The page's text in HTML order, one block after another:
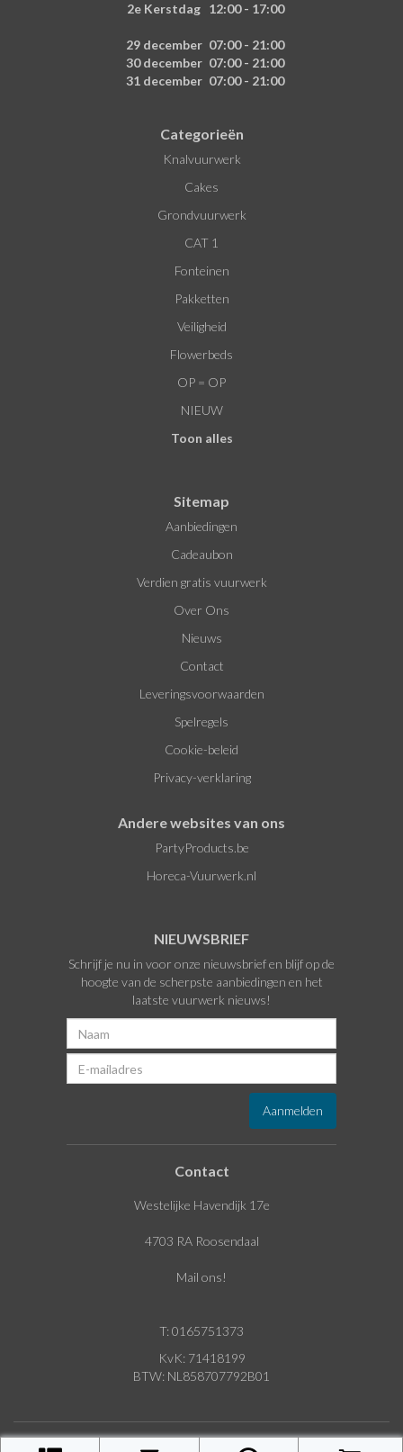
2e Kerstdag 12:00 - 17:00
29 december 07:00 - 21:00
30 december 07:00 - 21:00
31 december 07:00 - 21:00
Categorieën
Knalvuurwerk
Cakes
Grondvuurwerk
CAT 1
Fonteinen
Pakketten
Veiligheid
Flowerbeds
OP = OP
NIEUW
Toon alles
Sitemap
Aanbiedingen
Cadeaubon
Verdien gratis vuurwerk
Over Ons
Nieuws
Contact
Leveringsvoorwaarden
Spelregels
Cookie-beleid
Privacy-verklaring
Andere websites van ons
PartyProducts.be
Horeca-Vuurwerk.nl
NIEUWSBRIEF
Schrijf je nu in voor onze nieuwsbrief en blijf op de
hoogte van de scherpste aanbiedingen en het
laatste vuurwerk nieuws!
Contact
Westelijke Havendijk 17e
4703 RA Roosendaal
Mail ons!
T: 0165751373
KvK: 71418199
BTW: NL858707792B01